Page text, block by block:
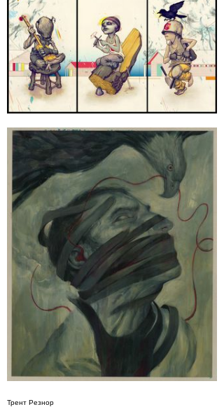
Трент Резнор